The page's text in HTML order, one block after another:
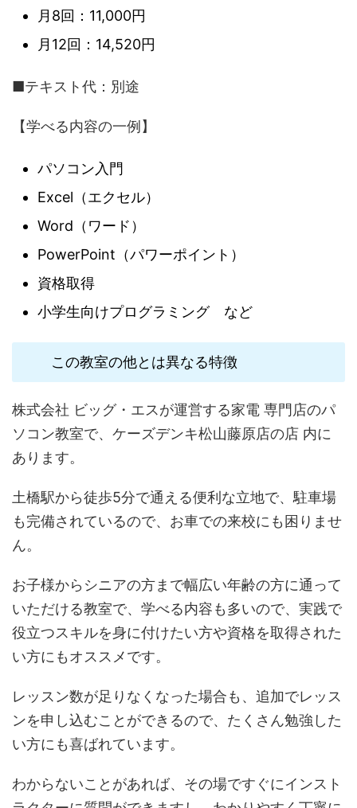
月8回：11,000円
月12回：14,520円
■テキスト代：別途
【学べる内容の一例】
パソコン入門
Excel（エクセル）
Word（ワード）
PowerPoint（パワーポイント）
資格取得
小学生向けプログラミング など
この教室の他とは異なる特徴
株式会社 ビッグ・エスが運営する家電 専門店のパ
ソコン教室で、ケーズデンキ松山藤原店の店 内に
あります。
土橋駅から徒歩5分で通える便利な立地で、駐車場
も完備されているので、お車での来校にも困りませ
ん。
お子様からシニアの方まで幅広い年齢の方に通って
いただける教室で、学べる内容も多いので、実践で
役立つスキルを身に付けたい方や資格を取得された
い方にもオススメです。
レッスン数が足りなくなった場合も、追加でレッス
ンを申し込むことができるので、たくさん勉強した
い方にも喜ばれています。
わからないことがあれば、その場ですぐにインスト